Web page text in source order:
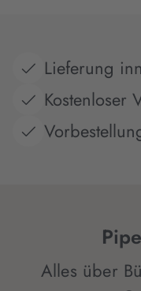
Lieferung
Kostenloser
Alles über